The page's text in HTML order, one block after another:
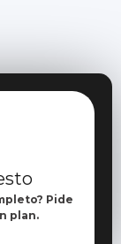
Pide
plan.